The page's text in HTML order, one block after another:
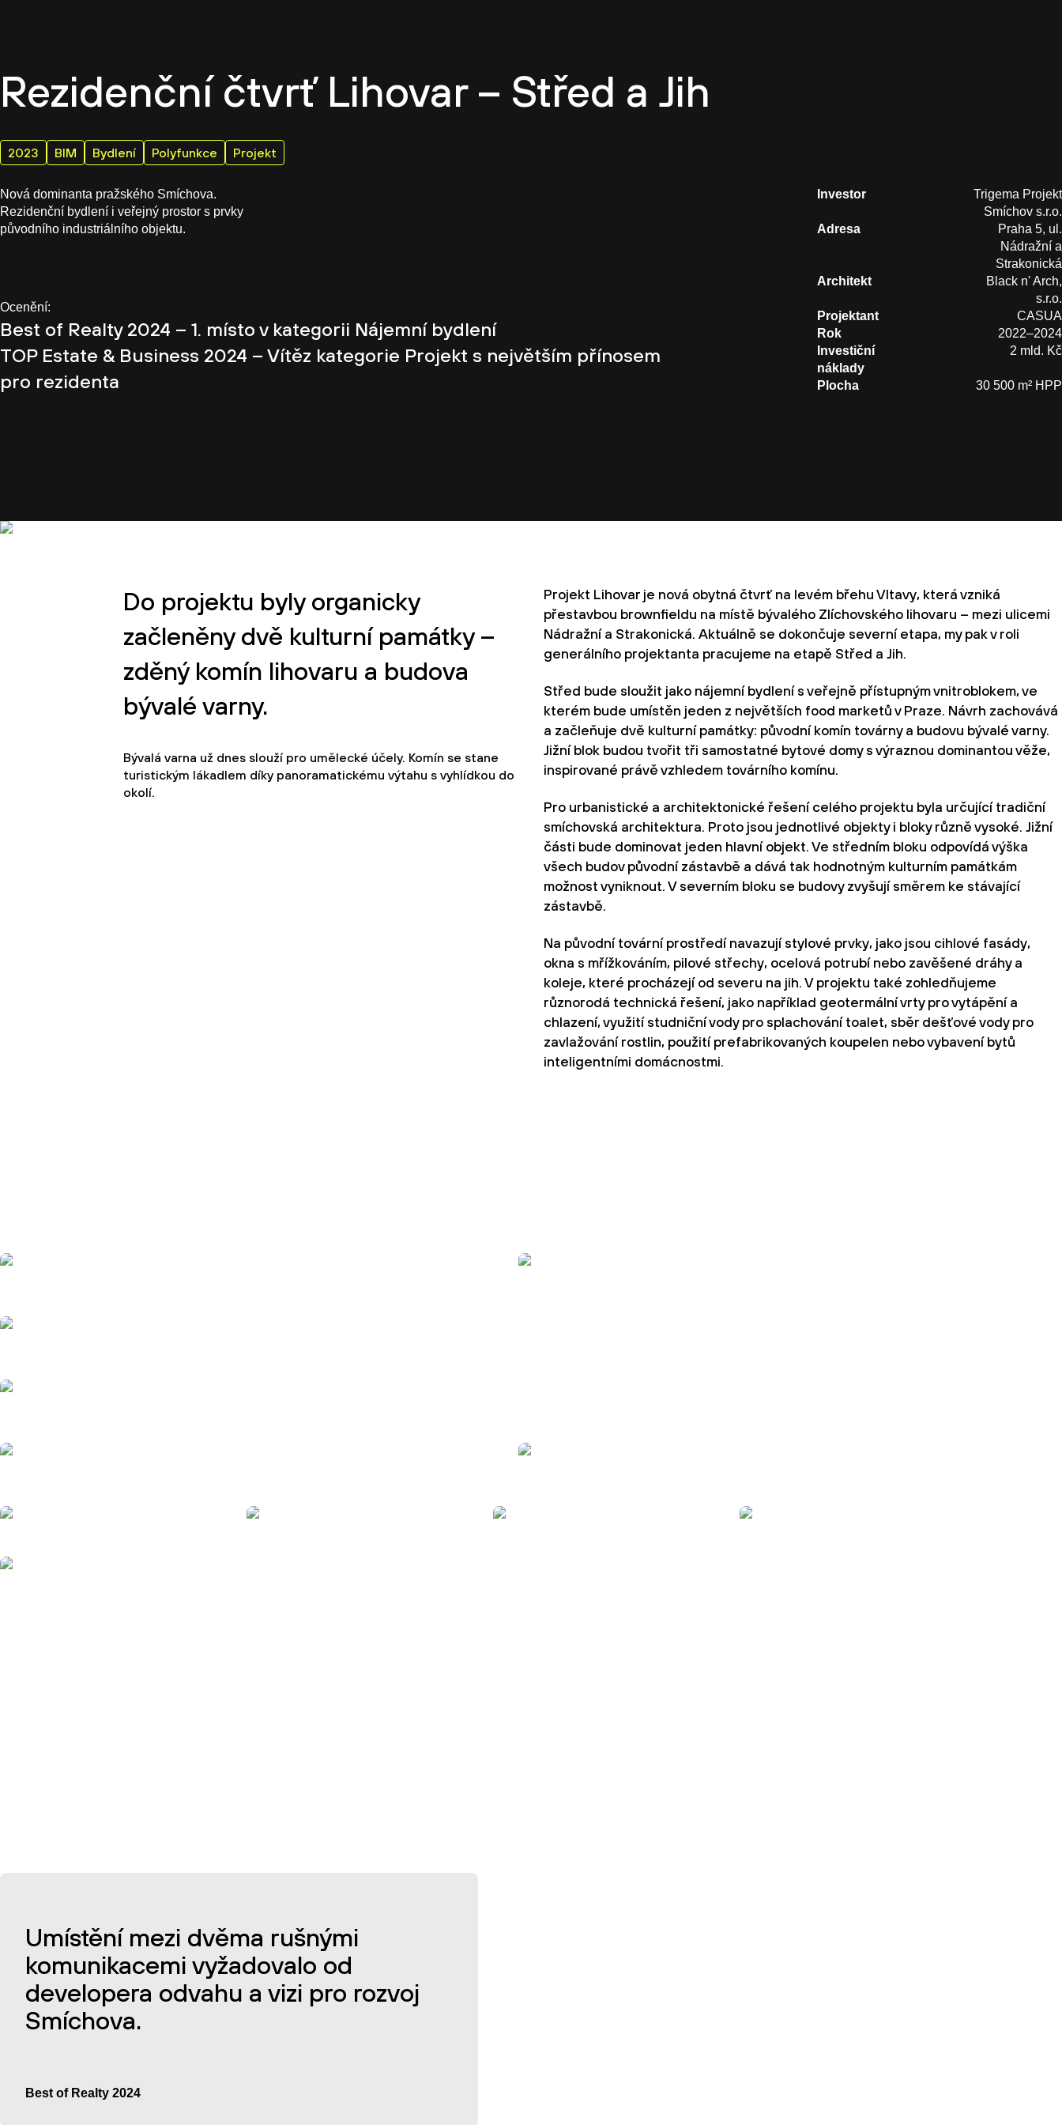
Rezidenční čtvrť Lihovar – Střed a Jih
2023 BIM Bydlení Polyfunkce Projekt
Nová dominanta pražského Smíchova.
Rezidenční bydlení i veřejný prostor s prvky
původního industriálního objektu.
Ocenění:
Best of Realty 2024 – 1. místo v kategorii Nájemní bydlení
TOP Estate & Business 2024 – Vítěz kategorie Projekt s největším přínosem
pro rezidenta
Investor
Trigema Projekt
Smíchov s.r.o.
Adresa
Praha 5, ul.
Nádražní a
Strakonická
Architekt
Black n' Arch,
s.r.o.
Projektant
CASUA
Rok
2022–2024
Investiční
náklady
2 mld. Kč
Plocha 30 500 m² HPP
Do projektu byly organicky
začleněny dvě kulturní památky –
zděný komín lihovaru a budova
bývalé varny.
Bývalá varna už dnes slouží pro umělecké účely. Komín se stane
turistickým lákadlem díky panoramatickému výtahu s vyhlídkou do
okolí.
Projekt Lihovar je nová obytná čtvrť na levém břehu Vltavy, která vzniká
přestavbou brownfieldu na místě bývalého Zlíchovského lihovaru – mezi ulicemi
Nádražní a Strakonická. Aktuálně se dokončuje severní etapa, my pak v roli
generálního projektanta pracujeme na etapě Střed a Jih.
Střed bude sloužit jako nájemní bydlení s veřejně přístupným vnitroblokem, ve
kterém bude umístěn jeden z největších food marketů v Praze. Návrh zachovává
a začleňuje dvě kulturní památky: původní komín továrny a budovu bývalé varny.
Jižní blok budou tvořit tři samostatné bytové domy s výraznou dominantou věže,
inspirované právě vzhledem továrního komínu.
Pro urbanistické a architektonické řešení celého projektu byla určující tradiční
smíchovská architektura. Proto jsou jednotlivé objekty i bloky různě vysoké. Jižní
části bude dominovat jeden hlavní objekt. Ve středním bloku odpovídá výška
všech budov původní zástavbě a dává tak hodnotným kulturním památkám
možnost vyniknout. V severním bloku se budovy zvyšují směrem ke stávající
zástavbě.
Na původní tovární prostředí navazují stylové prvky, jako jsou cihlové fasády,
okna s mřížkováním, pilové střechy, ocelová potrubí nebo zavěšené dráhy a
koleje, které procházejí od severu na jih. V projektu také zohledňujeme
různorodá technická řešení, jako například geotermální vrty pro vytápění a
chlazení, využití studniční vody pro splachování toalet, sběr dešťové vody pro
zavlažování rostlin, použití prefabrikovaných koupelen nebo vybavení bytů
inteligentními domácnostmi.
Umístění mezi dvěma rušnými
komunikacemi vyžadovalo od
developera odvahu a vizi pro rozvoj
Smíchova.
Best of Realty 2024